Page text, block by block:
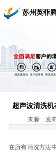
苏州英菲
超声波清洗
来源: 发
在所有清洗方法